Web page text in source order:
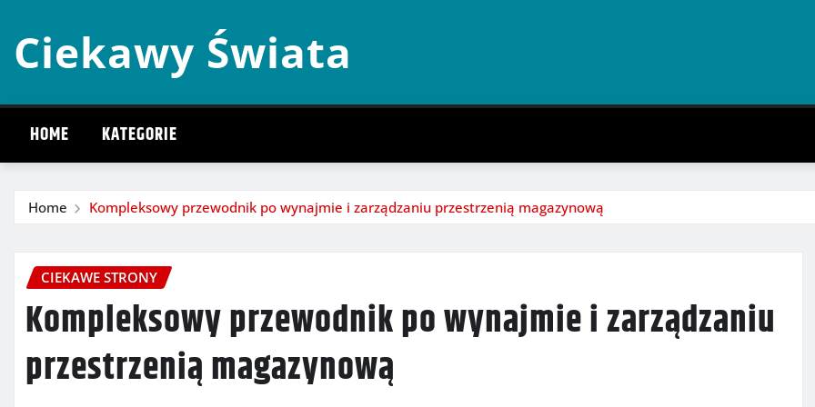
content
Ciekawy Świata
HOME KATEGORIE
Home Kompleksowy przewodnik po wynajmie i zarządzaniu przestrzenią magazynową
CIEKAWE STRONY
Kompleksowy przewodnik po wynajmie i zarządzaniu
przestrzenią magazynową